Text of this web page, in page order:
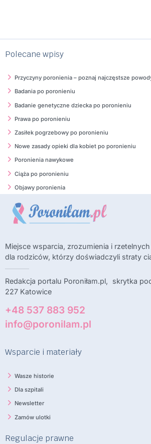
Miejsce wsparcia, zrozumienia i
dla rodziców, którzy doświadczyli straty
Redakcja portalu Poroniłam.pl, skrytka
227 Katowice
+48 537 883 952
info@poronilam.pl
Polecane wpisy
Przyczyny poronienia – poznaj najczęstsze
Badania po poronieniu
Badanie genetyczne dziecka po poronieniu
Prawa po poronieniu
Zasiłek pogrzebowy po poronieniu
Nowe zasady opieki dla kobiet po poronieniu
Poronienia nawykowe
Ciąża po poronieniu
Objawy poronienia
Wsparcie i materiały
Wasze historie
Dla szpitali
Newsletter
Zamów ulotki
Regulacje prawne